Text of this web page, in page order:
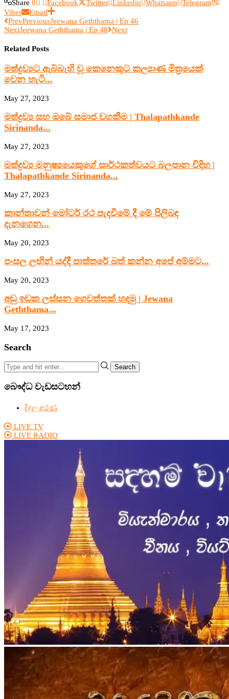
Share 0 Facebook Twitter Linkedin Whatsapp
Telegram
Viber
Email
PrevPreviousJeewana Geththama | Ep 46
NextJeewana Geththama | Ep 48 Next
Related Posts
මත්ද්‍රව්‍යට ඇබ්බැහි වූ කෙනෙකුට කල්‍යාණ මිත්‍රයෙක්
වෙන හැටි...
May 27, 2023
මත්ද්‍රව්‍ය සහ ඔබේ සමාජ වගකීම | Thalapathkande
Sirinanda...
May 27, 2023
මත්ද්‍රව්‍ය මනුෂ්‍යයෙකුගේ සාර්ථකත්වයට බලපාන විදිහ |
Thalapathkande Sirinanda...
May 27, 2023
කාන්තාවන් මෝටර් රථ පැදවීමේ දී මේ පිලිබඳ
දැනගෙන...
May 20, 2023
පංසල ලඟින් යද්දී පාත්තරේ බත් කන්න අපේ අම්මට...
May 20, 2023
අඩු ඉඩක ලස්සන ගෙවත්තක් හදමු | Jewana
Geththama...
May 17, 2023
Search
Search
බෞද්ධ වැඩසටහන්
දිදුල අරණ
LIVE TV
LIVE RADIO